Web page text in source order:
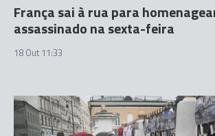
França sai à rua para
assassinado na sexta-feira
18 Out 11:33